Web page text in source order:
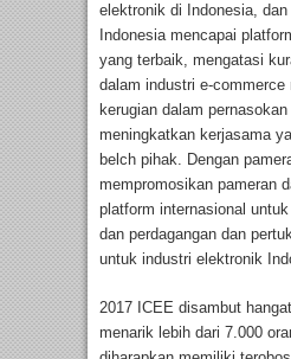
elektronik di Indonesia,
Indonesia mencapai
yang terbaik, mengatasi
dalam industri e-commerce
kerugian dalam pernasokan
meningkatkan kerjasama
belch pihak. Dengan
mempromosikan pameran
platform internasional
dan perdagangan dan
untuk industri elektronik
2017 ICEE disambut
menarik lebih dari 7.000